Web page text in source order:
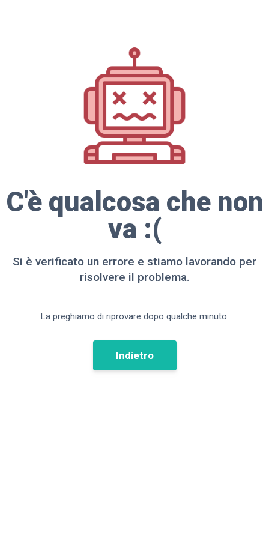
C'è qualcosa che non
va :(
Si è verificato un errore e stiamo lavorando per
risolvere il problema.
La preghiamo di riprovare dopo qualche minuto.
Indietro